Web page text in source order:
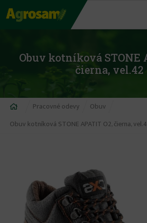
Jump
to
Obuv kotníková STONE
čierna, vel.42
Nachádzate
sa
Pracovné odevy
Obuv
Obuv kotníková STONE APATIT O2, čierna,